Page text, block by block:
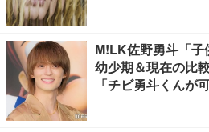
M!LK佐野勇斗「子
幼少期＆現在の比
「チビ勇斗くんが